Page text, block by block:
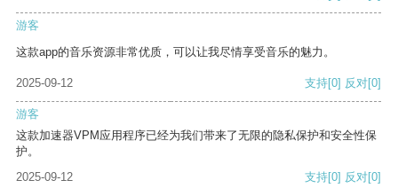
游客
这款app的音乐资源非常优质，可以让我尽情享受音乐的魅力。
2025-09-12 支持[0] 反对[0]
游客
这款加速器VPM应用程序已经为我们带来了无限的隐私保护和安全性保
护。
2025-09-12
支持[0] 反对[0]